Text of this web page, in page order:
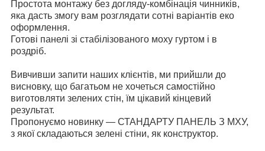
Простота монтажу без догляду-комбінація чинників,
яка дасть змогу вам розглядати сотні варіантів еко
оформлення.
Готові панелі зі стабілізованого моху гуртом і в
роздріб.
Вивчивши запити наших клієнтів, ми прийшли до
висновку, що багатьом не хочеться самостійно
виготовляти зелених стін, їм цікавий кінцевий
результат.
Пропонуємо новинку — СТАНДАРТУ ПАНЕЛЬ З МХУ,
з якої складаються зелені стіни, як конструктор.